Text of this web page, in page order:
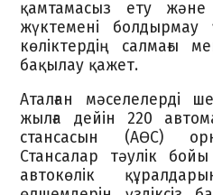
қамтамасыз ету және
жүктемені
көліктердің салмағы
бақылау қажет.
Аталған мәселелерді
жылға дейін 220
стансасын (АӨС)
Стансалар тәулік
автокөлік